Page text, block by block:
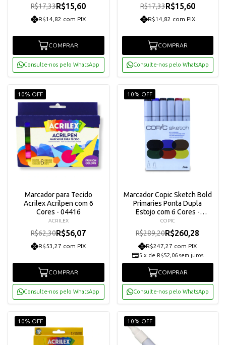
R$17,33R$15,60
R$14,82 com PIX
COMPRAR
Consulte-nos pelo WhatsApp
R$17,33R$15,60
R$14,82 com PIX
COMPRAR
Consulte-nos pelo WhatsApp
10% OFF
Marcador para Tecido
Acrilex Acrilpen com 6
Cores - 04416
ACRILEX
R$62,30R$56,07
R$53,27 com PIX
COMPRAR
Consulte-nos pelo WhatsApp
10% OFF
Marcador Copic Sketch Bold
Primaries Ponta Dupla
Estojo com 6 Cores -
12502101
COPIC
R$289,20R$260,28
R$247,27 com PIX
5 x de R$52,06 sem juros
COMPRAR
Consulte-nos pelo WhatsApp
10% OFF 10% OFF